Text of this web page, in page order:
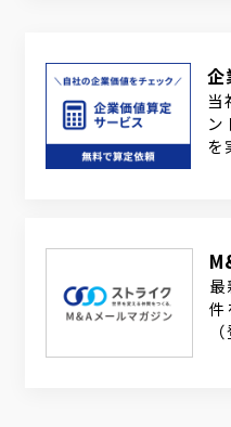
企
当
ン
を
件